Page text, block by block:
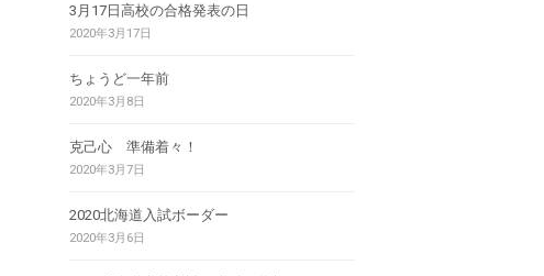
3月17日高校の合格発表の日
2020年3月17日
ちょうど一年前
2020年3月8日
克己心 準備着々！
2020年3月7日
2020北海道入試ボーダー
2020年3月6日